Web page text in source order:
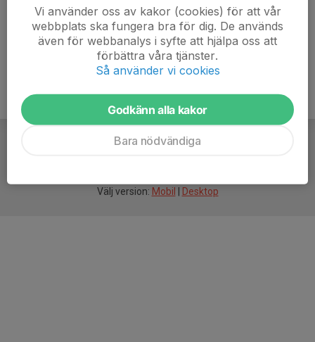
Välj version: Mobil Desktop
Vi använder oss av kakor (cookies) för att vår
webbplats ska fungera bra för dig. De används
även för webbanalys i syfte att hjälpa oss att
förbättra våra tjänster.
Så använder vi cookies
Godkänn alla kakor
Bara nödvändiga